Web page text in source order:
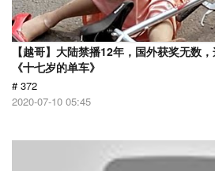
【越哥】大陆禁播12年，国外获奖无数
《十七岁的单车》
# 372
2020-07-10 05:45